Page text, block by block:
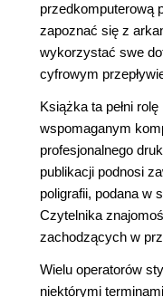
przedkomputerową
zapoznać się z
wykorzystać swe
cyfrowym
Książka ta pełni
wspomaganym
profesjonalnego
publikacji podnosi
poligrafii, podana w
Czytelnika
zachodzących w
Wielu operatorów
niektórymi